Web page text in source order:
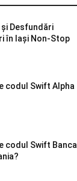
Desfundări
în Iași Non-Stop
codul Swift Alpha
codul Swift Banca